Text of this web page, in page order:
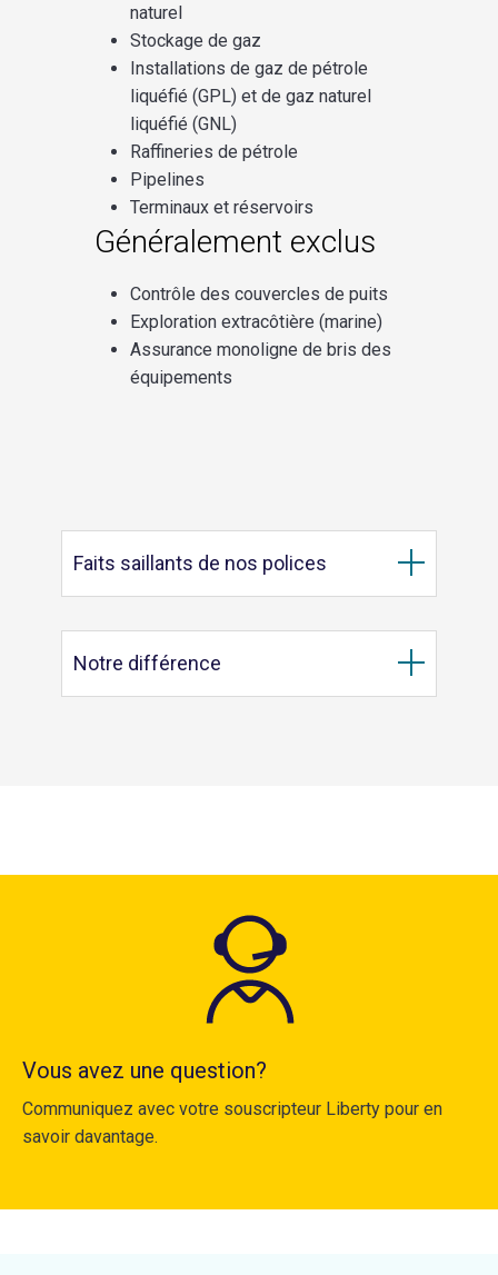
naturel
Stockage de gaz
Installations de gaz de pétrole
liquéfié (GPL) et de gaz naturel
liquéfié (GNL)
Raffineries de pétrole
Pipelines
Terminaux et réservoirs
Généralement exclus
Contrôle des couvercles de puits
Exploration extracôtière (marine)
Assurance monoligne de bris des
équipements
Faits saillants de nos polices
Notre différence
Vous avez une question?
Communiquez avec votre souscripteur Liberty pour en
savoir davantage.